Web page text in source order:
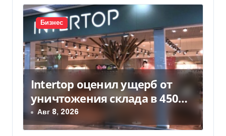
с
я
м
Бизнес
Intertop оценил ущерб от
уничтожения склада в 450
млн грн
Авг 8, 2026